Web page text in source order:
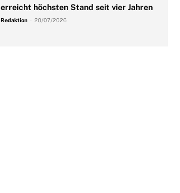
erreicht höchsten Stand seit vier Jahren
Redaktion 20/07/2026